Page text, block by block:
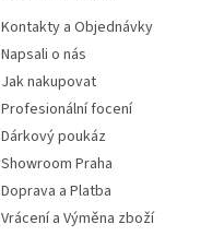
Kontakty a Objednávky
Napsali o nás
Jak nakupovat
Profesionální focení
Dárkový poukáz
Showroom Praha
Doprava a Platba
Vrácení a Výměna zboží